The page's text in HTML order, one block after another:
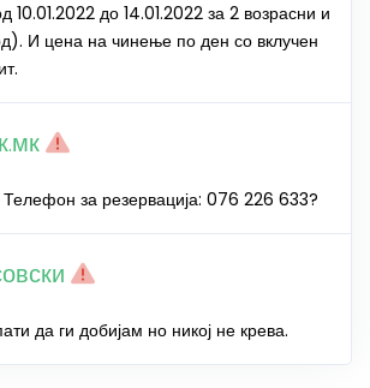
10.01.2022 до 14.01.2022 за 2 возрасни и
И цена на чинење по ден со вклучен
за резервација: 076 226 633?
да ги добијам но никој не крева.